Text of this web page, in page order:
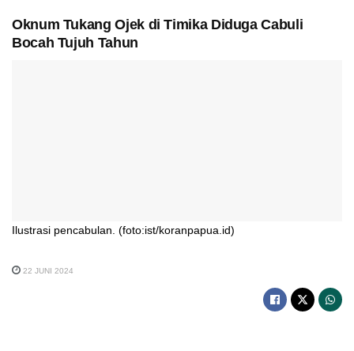
Oknum Tukang Ojek di Timika Diduga Cabuli
Bocah Tujuh Tahun
Ilustrasi pencabulan. (foto:ist/koranpapua.id)
22 JUNI 2024